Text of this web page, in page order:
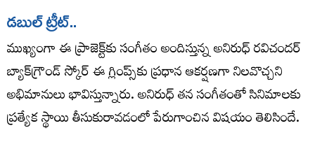
డ‌బుల్ ట్రీట్..
ముఖ్యంగా ఈ ప్రాజెక్ట్‌కు సంగీతం అందిస్తున్న అనిరుధ్ ర‌విచంద‌ర్
బ్యాక్‌గ్రౌండ్ స్కోర్ ఈ గ్లింప్స్‌కు ప్రధాన ఆకర్షణగా నిలవొచ్చని
అభిమానులు భావిస్తున్నారు. అనిరుధ్ తన సంగీతంతో సినిమాలకు
ప్రత్యేక స్థాయి తీసుకురావడంలో పేరుగాంచిన విషయం తెలిసిందే.